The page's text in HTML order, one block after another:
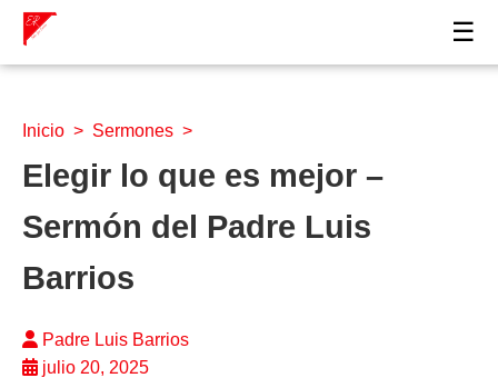
☰
Inicio > Sermones >
Elegir lo que es mejor –
Sermón del Padre Luis
Barrios
Padre Luis Barrios
julio 20, 2025